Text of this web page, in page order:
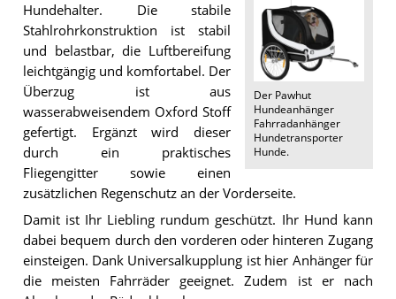
Der Pawhut
Hundeanhänger
Fahrradanhänger
Hundetransporter
Hunde.
Hundehalter. Die stabile
Stahlrohrkonstruktion ist stabil
und belastbar, die Luftbereifung
leichtgängig und komfortabel. Der
Überzug ist aus
wasserabweisendem Oxford Stoff
gefertigt. Ergänzt wird dieser
durch ein praktisches
Fliegengitter sowie einen
zusätzlichen Regenschutz an der Vorderseite.
Damit ist Ihr Liebling rundum geschützt. Ihr Hund kann
dabei bequem durch den vorderen oder hinteren Zugang
einsteigen. Dank Universalkupplung ist hier Anhänger für
die meisten Fahrräder geeignet. Zudem ist er nach